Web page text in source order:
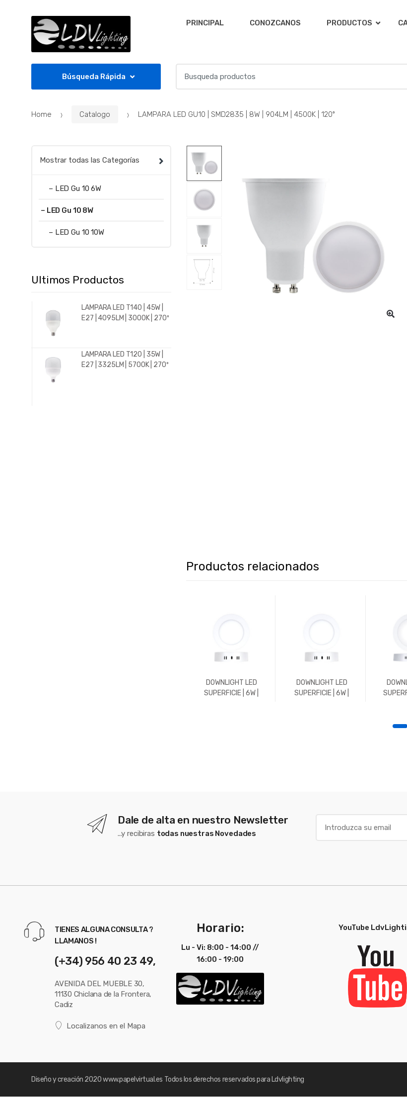
PRINCIPAL CONOZCANOS PRODUCTOS
Búsqueda Rápida
c
Home Catalogo LAMPARA LED GU10 | SMD2835 | 8W | 904LM | 4500K | 120º
Productos relacionados
DOWNLIGHT LED
SUPERFICIE | 6W |
DOWNLIGHT LED
SUPERFICIE | 6W |
Mostrar todas las Categorías
– LED Gu 10 6W
– LED Gu 10 8W
– LED Gu 10 10W
Ultimos Productos
LAMPARA LED T140 | 45W |
E27 | 4095LM | 3000K | 270º
LAMPARA LED T120 | 35W |
E27 | 3325LM | 5700K | 270º
Dale de alta en nuestro Newsletter
...y recibiras todas nuestras Novedades
TIENES ALGUNA CONSULTA ?
LLAMANOS !
(+34) 956 40 23 49,
AVENIDA DEL MUEBLE 30,
11130 Chiclana de la Frontera,
Cadiz
Localizanos en el Mapa
Horario:
Lu - Vi: 8:00 - 14:00 //
16:00 - 19:00
YouTube
Diseño y creación 2020www.papelvirtual.es Todos los derechos reservados para Ldvlighting